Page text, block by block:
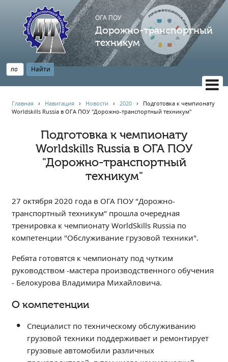
ОГА ПОУ
Дорожно-транспортный
техникум
НАВИГАЦИЯ
Главная
Профессионалитет
АБИТУРИЕНТУ
Опрос по качеству образования
Наблюдательный совет
Информация
Независимая оценка качества
Контакты
Учебно-производственный комплекс
Центр карьеры
Противодействие коррупции
Всероссийское чемпионатное движение
Главная › Навигация › Новости ›2020 › Подготовка к чемпионату
Worldskills Russia в ОГА ПОУ "Дорожно-транспортный техникум"
Подготовка к чемпионату
Worldskills Russia в ОГА ПОУ
"Дорожно-транспортный
техникум"
27 октября 2020 года в ОГА ПОУ "Дорожно-
транспортный техникум" прошла очередная
тренировка к чемпионату WorldSkills Russia по
компетенции "Обслуживание грузовой техники".
Ребята готовятся к чемпионату под чутким
руководством -мастера производственного обучения
- Белокурова Владимира Михайловича.
О компетенции
Специалист по техническому обслуживанию
грузовой техники поддерживает и ремонтирует
грузовые автомобили различных